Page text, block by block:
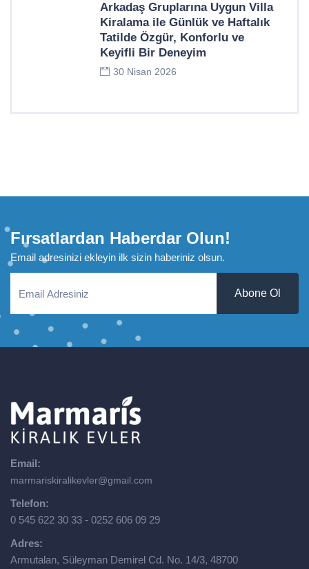
Arkadaş Gruplarına Uygun Villa
Kiralama ile Günlük ve Haftalık
Tatilde Özgür, Konforlu ve
Keyifli Bir Deneyim
30 Nisan 2026
Fırsatlardan Haberdar Olun!
Email adresinizi ekleyin ilk sizin haberiniz olsun.
Abone Ol
Email:
marmariskiralikevler@gmail.com
Telefon:
0 545 622 30 33 - 0252 606 09 29
Adres:
Armutalan, Süleyman Demirel Cd. No. 14/3, 48700